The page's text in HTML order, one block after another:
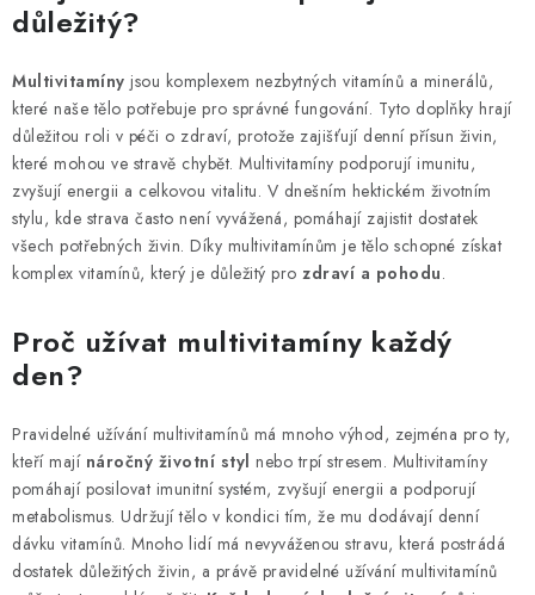
l
á
d
a
c
í
p
r
v
k
v
ý
i
s
u
důležitý?
Multivitamíny jsou komplexem nezbytných vitamínů a minerálů,
které naše tělo potřebuje pro správné fungování. Tyto doplňky hrají
důležitou roli v péči o zdraví, protože zajišťují denní přísun živin,
které mohou ve stravě chybět. Multivitamíny podporují imunitu,
zvyšují energii a celkovou vitalitu. V dnešním hektickém životním
stylu, kde strava často není vyvážená, pomáhají zajistit dostatek
všech potřebných živin. Díky multivitamínům je tělo schopné získat
komplex vitamínů, který je důležitý pro zdraví a pohodu.
Proč užívat multivitamíny každý
den?
Pravidelné užívání multivitamínů má mnoho výhod, zejména pro ty,
kteří mají náročný životní styl nebo trpí stresem. Multivitamíny
pomáhají posilovat imunitní systém, zvyšují energii a podporují
metabolismus. Udržují tělo v kondici tím, že mu dodávají denní
dávku vitamínů. Mnoho lidí má nevyváženou stravu, která postrádá
dostatek důležitých živin, a právě pravidelné užívání multivitamínů